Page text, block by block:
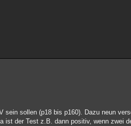
sollen (p18 bis p160). Dazu neun
ist der Test z.B. dann positiv, wenn zwei